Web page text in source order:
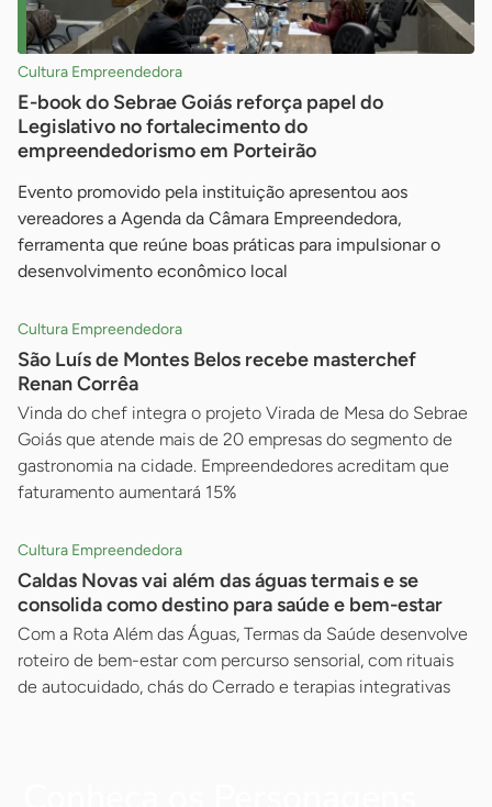
Cultura Empreendedora
E-book do Sebrae Goiás reforça papel do
Legislativo no fortalecimento do
empreendedorismo em Porteirão
Evento promovido pela instituição apresentou aos
vereadores a Agenda da Câmara Empreendedora,
ferramenta que reúne boas práticas para impulsionar o
desenvolvimento econômico local
Cultura Empreendedora
São Luís de Montes Belos recebe masterchef
Renan Corrêa
Vinda do chef integra o projeto Virada de Mesa do Sebrae
Goiás que atende mais de 20 empresas do segmento de
gastronomia na cidade. Empreendedores acreditam que
faturamento aumentará 15%
Cultura Empreendedora
Caldas Novas vai além das águas termais e se
consolida como destino para saúde e bem-estar
Com a Rota Além das Águas, Termas da Saúde desenvolve
roteiro de bem-estar com percurso sensorial, com rituais
de autocuidado, chás do Cerrado e terapias integrativas